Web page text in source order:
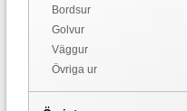
Bordsur
Golvur
Väggur
Övriga ur